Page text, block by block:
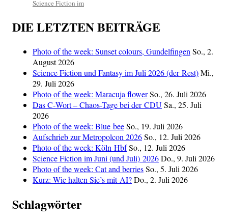
Science Fiction im
DIE LETZTEN BEITRÄGE
Photo of the week: Sunset colours, Gundelfingen So., 2.
August 2026
Science Fiction und Fantasy im Juli 2026 (der Rest)Mi.,
29. Juli 2026
Photo of the week: Maracuja flowerSo., 26. Juli 2026
Das C‑Wort – Chaos-Tage bei der CDUSa., 25. Juli
2026
Photo of the week: Blue beeSo., 19. Juli 2026
Aufschrieb zur Metropolcon 2026So., 12. Juli 2026
Photo of the week: Köln HbfSo., 12. Juli 2026
Science Fiction im Juni (und Juli) 2026Do., 9. Juli 2026
Photo of the week: Cat and berriesSo., 5. Juli 2026
Kurz: Wie halten Sie’s mit AI?Do., 2. Juli 2026
Schlagwörter